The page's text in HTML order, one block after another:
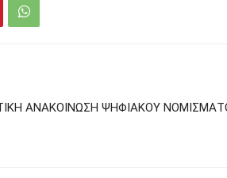
ΑΝΑΚΟΙΝΩΣΗ ΨΗΦΙΑΚΟΥ